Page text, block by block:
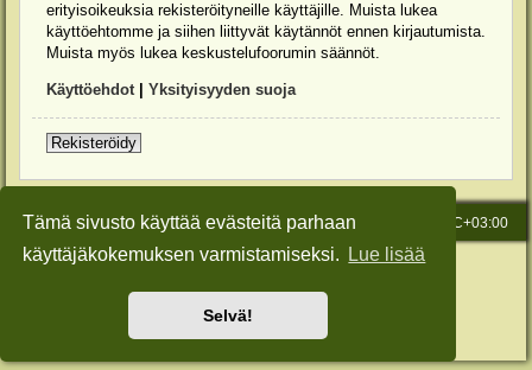
Tämä sivusto käyttää evästeitä parhaan
käyttäjäkokemuksen varmistamiseksi.
Lue lisää
Selvä!
erityisoikeuksia rekisteröityneille käyttäjille. Muista lukea
käyttöehtomme ja siihen liittyvät käytännöt ennen kirjautumista.
Muista myös lukea keskustelufoorumin säännöt.
Käyttöehdot| Yksityisyyden suoja
Rekisteröidy
Etusivu Kaikki ajat ovat UTC+03:00
Viesti Ylläpidolle
Keskustelufoorumin ohjelmistophpBB® Forum Software © phpBB Limited